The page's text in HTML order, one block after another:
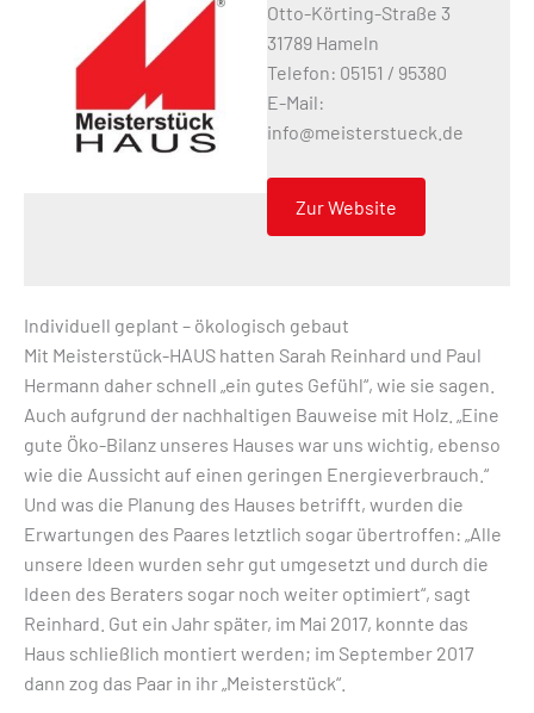
Otto-Körting-Straße 3
31789 Hameln
Telefon: 05151 / 95380
E-Mail:
info@meisterstueck.de
Zur Website
Individuell geplant – ökologisch gebaut
Mit Meisterstück-HAUS hatten Sarah Reinhard und Paul
Hermann daher schnell „ein gutes Gefühl“, wie sie sagen.
Auch aufgrund der nachhaltigen Bauweise mit Holz. „Eine
gute Öko-Bilanz unseres Hauses war uns wichtig, ebenso
wie die Aussicht auf einen geringen Energieverbrauch.“
Und was die Planung des Hauses betrifft, wurden die
Erwartungen des Paares letztlich sogar übertroffen: „Alle
unsere Ideen wurden sehr gut umgesetzt und durch die
Ideen des Beraters sogar noch weiter optimiert“, sagt
Reinhard. Gut ein Jahr später, im Mai 2017, konnte das
Haus schließlich montiert werden; im September 2017
dann zog das Paar in ihr „Meisterstück“.